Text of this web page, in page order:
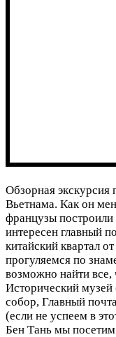
Обзорная экскурсия
Вьетнама. Как он
французы
интересен главный
китайский квартал
прогуляемся по
возможно найти
Исторический
собор, Главный
(если не успеем в
Бен Тань мы посетим